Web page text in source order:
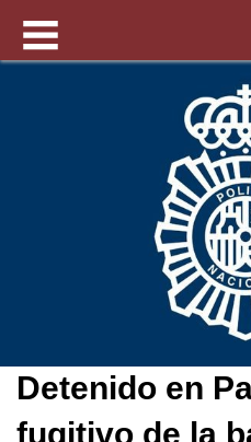
Detenido en
fugitivo de la